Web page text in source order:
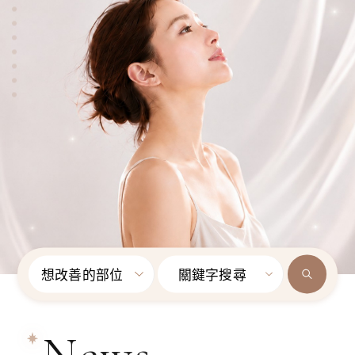
想改善的部位 關鍵字搜尋